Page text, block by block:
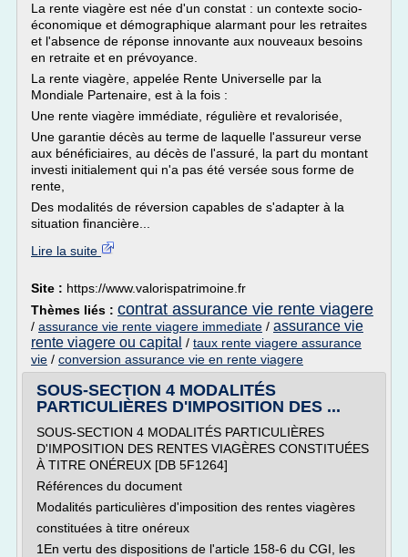
La rente viagère est née d'un constat : un contexte socio-
économique et démographique alarmant pour les retraites
et l'absence de réponse innovante aux nouveaux besoins
en retraite et en prévoyance.
La rente viagère, appelée Rente Universelle par la
Mondiale Partenaire, est à la fois :
Une rente viagère immédiate, régulière et revalorisée,
Une garantie décès au terme de laquelle l'assureur verse
aux bénéficiaires, au décès de l'assuré, la part du montant
investi initialement qui n'a pas été versée sous forme de
rente,
Des modalités de réversion capables de s'adapter à la
situation financière...
Lire la suite
Site : https://www.valorispatrimoine.fr
Thèmes liés : contrat assurance vie rente viagere
/ assurance vie rente viagere immediate / assurance vie
rente viagere ou capital / taux rente viagere assurance
vie / conversion assurance vie en rente viagere
SOUS-SECTION 4 MODALITÉS
PARTICULIÈRES D'IMPOSITION DES ...
SOUS-SECTION 4 MODALITÉS PARTICULIÈRES
D'IMPOSITION DES RENTES VIAGÈRES CONSTITUÉES
À TITRE ONÉREUX [DB 5F1264]
Références du document
Modalités particulières d'imposition des rentes viagères
constituées à titre onéreux
1En vertu des dispositions de l'article 158-6 du CGI, les